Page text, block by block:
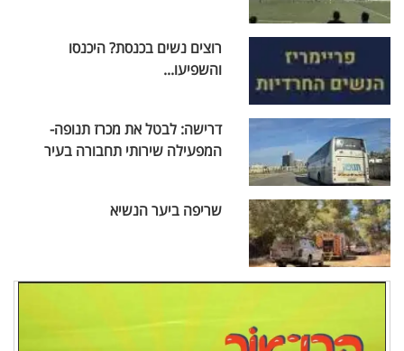
רוצים נשים בכנסת? היכנסו
והשפיעו...
דרישה: לבטל את מכרז תנופה-
המפעילה שירותי תחבורה בעיר
שריפה ביער הנשיא